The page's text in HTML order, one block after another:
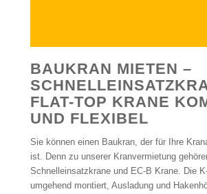
BAUKRAN MIETEN –
FLAT-TOP KRANE
UND FLEXIBEL
Sie können einen Baukran, der für Ihre
ist. Denn zu unserer Kranvermietung
Schnelleinsatzkrane und EC-B Krane. Die
umgehend montiert, Ausladung und